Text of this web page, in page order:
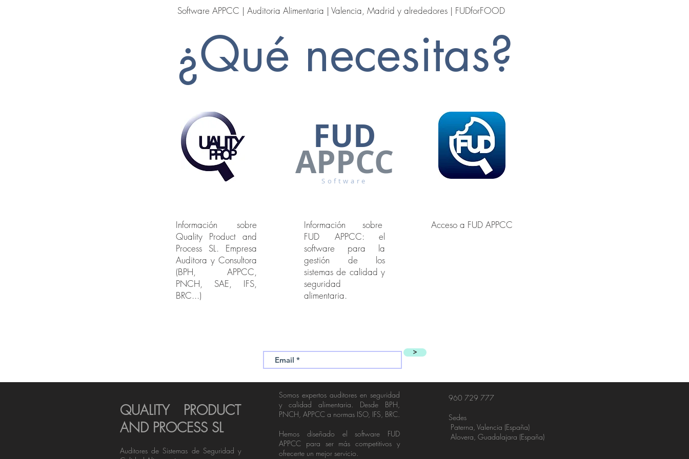
Software APPCC | Auditoria Alimentaria | Valencia, Madrid y alrededores | FUDforFOOD
¿Qué necesitas?
Software
FUD
APPCC
Información sobre
Quality Product and
Process SL. Empresa
Auditora y Consultora
(BPH, APPCC,
PNCH, SAE, IFS,
BRC...)
Información sobre
FUD APPCC: el
software para la
gestión de los
sistemas de calidad y
seguridad
alimentaria.
Acceso a FUD APPCC
>
QUALITY PRODUCT
AND PROCESS SL
Auditores de Sistemas de Seguridad y
Somos expertos auditores en seguridad
y calidad alimentaria. Desde BPH,
PNCH, APPCC a normas ISO, IFS, BRC.
Hemos diseñado el software FUD
APPCC para ser más competitivos y
ofrecerte un mejor servicio.
960 729 777
Sedes
Paterna, Valencia (España)
Alovera, Guadalajara (España)